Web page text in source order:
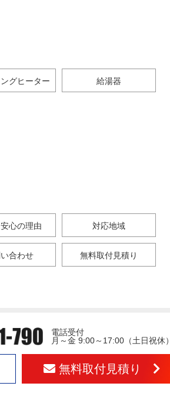
グヒーター 給湯器
心の理由 対応地域
合わせ 無料取付見積り
電話受付
月～金 9:00～17:00（土日祝休）
無料取付見積り